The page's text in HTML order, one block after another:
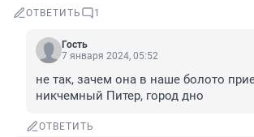
ОТВЕТИТЬ 1
Гость
7 января 2024, 05:52
не так, зачем она в наше болото
никчемный Питер, город дно
ОТВЕТИТЬ